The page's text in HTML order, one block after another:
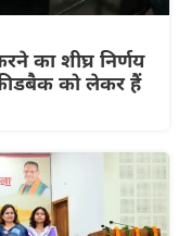
का शीघ्र निर्णय
को लेकर हैं